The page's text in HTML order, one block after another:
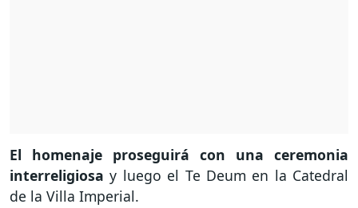
El homenaje proseguirá con una ceremonia
interreligiosa y luego el Te Deum en la Catedral
de la Villa Imperial.